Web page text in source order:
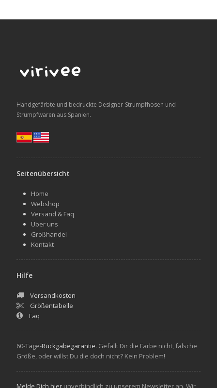
Handgefärbte und bedruckte Designer-Strumpfhosen und
Strumpfwaren aus Spanien.
Seitenübersicht
Home
Webshop
Versand & Faq
Über uns
Großhandel
Kontakt
Hilfe
Versandkosten
Größentabelle
Faq
60-Tage-Rückgabegarantie. Gefallt Dir die Farbe nicht, falsche
Größe, oder willst Du die doch nicht? Kein Problem!
Melde Dich hierunverbindlich zu unserem Newsletter an. Wir